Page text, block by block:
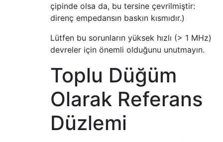
çipinde olsa da, bu tersine çevrilmiştir:
direnç empedansın baskın kısmıdır.)
Lütfen bu sorunların yüksek hızlı (> 1 MHz)
devreler için önemli olduğunu unutmayın.
Toplu Düğüm
Olarak Referans
Düzlemi